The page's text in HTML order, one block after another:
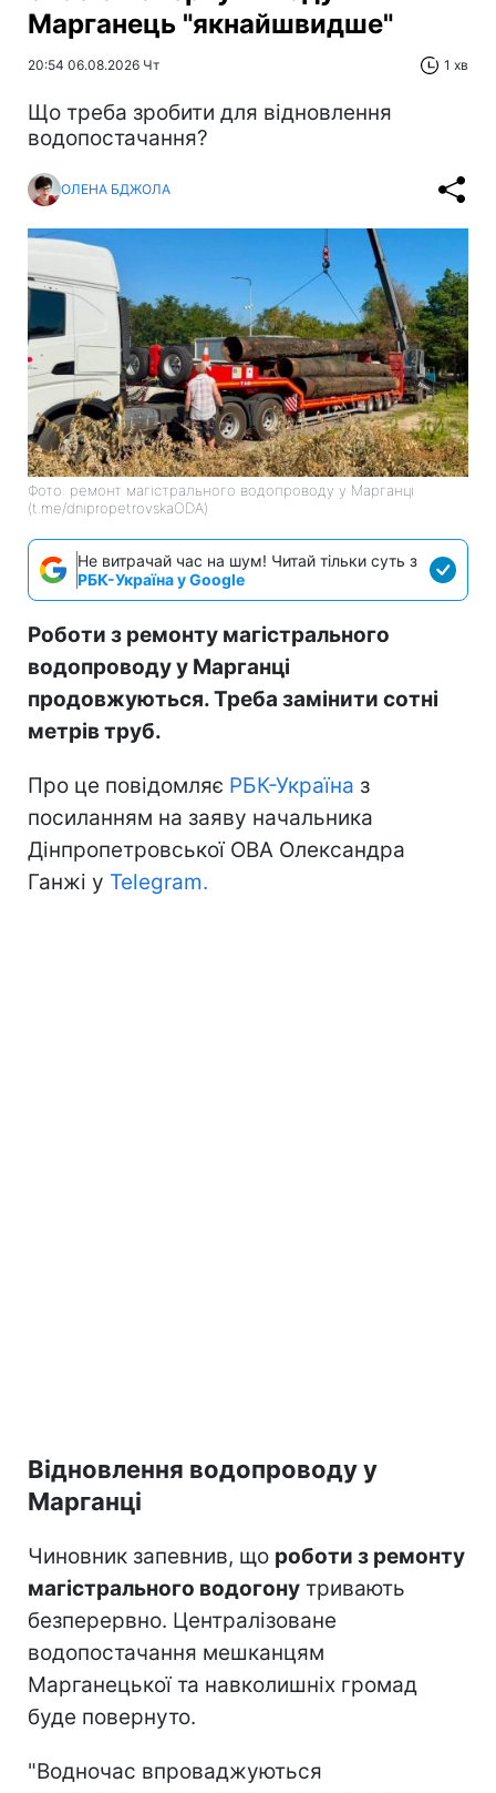
Марганець "якнайшвидше"
20:54 06.08.2026 Чт 1 хв
Що треба зробити для відновлення
водопостачання?
ОЛЕНА БДЖОЛА
Фото: ремонт магістрального водопроводу у Марганці
(t.me/dnipropetrovskaODA)
Не витрачай час на шум! Читай тільки суть з
РБК-Україна у Google
Роботи з ремонту магістрального
водопроводу у Марганці
продовжуються. Треба замінити сотні
метрів труб.
Про це повідомляє РБК-Україна з
посиланням на заяву начальника
Дінпропетровської ОВА Олександра
Ганжі у Telegram.
Відновлення водопроводу у
Марганці
Чиновник запевнив, що роботи з ремонту
магістрального водогону тривають
безперервно. Централізоване
водопостачання мешканцям
Марганецької та навколишніх громад
буде повернуто.
"Водночас впроваджуються